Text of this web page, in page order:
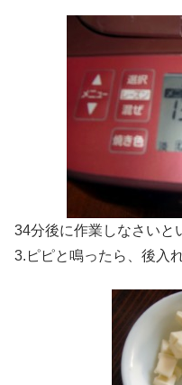
34分後に作業しなさいと
3.ピピと鳴ったら、後入